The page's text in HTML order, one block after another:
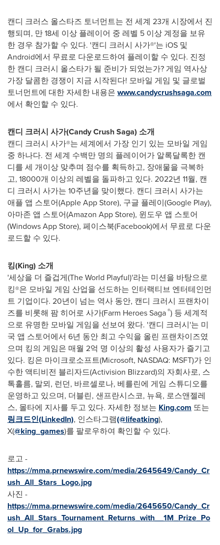
캔디 크러스 올스타즈 토너먼트는 전 세계 23개 시장에서 진
행되며, 만 18세 이상 플레이어 중 레벨 5 이상 계정을 보유
한 경우 참가할 수 있다. '캔디 크러시 사가®'는 iOS 및
Android에서 무료로 다운로드하여 플레이할 수 있다. 진정
한 캔디 크러시 올스타가 될 준비가 되었는가? 게임 역사상
가장 달콤한 경쟁이 지금 시작된다! 모바일 게임 및 글로벌
토너먼트에 대한 자세한 내용은 www.candycrushsaga.com
에서 확인할 수 있다.
캔디 크러시 사가(Candy Crush Saga) 소개
캔디 크러시 사가®는 세계에서 가장 인기 있는 모바일 게임
중 하나다. 전 세계 수백만 명의 플레이어가 알록달록한 캔
디를 세 개이상 맞추며 점수를 획득하고, 장애물을 극복하
고, 18000개 이상의 레벨을 돌파하고 있다. 2022년 11월, 캔
디 크러시 사가는 10주년을 맞이했다. 캔디 크러시 사가는
애플 앱 스토어(Apple App Store), 구글 플레이(Google Play),
아마존 앱 스토어(Amazon App Store), 윈도우 앱 스토어
(Windows App Store), 페이스북(Facebook)에서 무료로 다운
로드할 수 있다.
킹(King) 소개
'세상을 더 즐겁게(The World Playful)'라는 미션을 바탕으로
킹®은 모바일 게임 산업을 선도하는 인터랙티브 엔터테인먼
트 기업이다. 20년이 넘는 역사 동안, 캔디 크러시 프랜차이
즈를 비롯해 팜 히어로 사가(Farm Heroes Saga®) 등 세계적
으로 유명한 모바일 게임을 선보여 왔다. '캔디 크러시'는 미
국 앱 스토어에서 6년 동안 최고 수익을 올린 프랜차이즈였
으며 킹의 게임은 매월 2억 명 이상의 활성 사용자가 즐기고
있다. 킹은 마이크로소프트(Microsoft, NASDAQ: MSFT)가 인
수한 액티비전 블리자드(Activision Blizzard)의 자회사로, 스
톡홀름, 말뫼, 런던, 바르셀로나, 베를린에 게임 스튜디오를
운영하고 있으며, 더블린, 샌프란시스코, 뉴욕, 로스앤젤레
스, 몰타에 지사를 두고 있다. 자세한 정보는 King.com 또는
링크드인(LinkedIn), 인스타그램(@lifeatking),
X(@king_games)를 팔로우하여 확인할 수 있다.
로고 -
https://mma.prnewswire.com/media/2645649/Candy_Cr
ush_All_Stars_Logo.jpg
사진 -
https://mma.prnewswire.com/media/2645650/Candy_Cr
ush_All_Stars_Tournament_Returns_with__1M_Prize_Po
ol_Up_for_Grabs.jpg